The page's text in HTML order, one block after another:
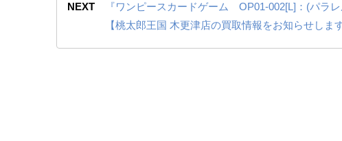
NEXT
『ワンピースカードゲーム OP01-002[L]：(パラ
【桃太郎王国 木更津店の買取情報をお知らせします